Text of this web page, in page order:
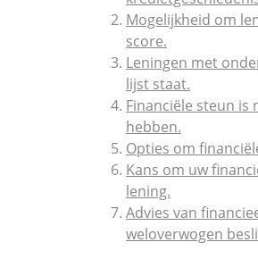
Mogelijkheid om
score.
Leningen met
lijst staat.
Financiële steun
hebben.
Opties om
Kans om uw
lening.
Advies van
weloverwogen